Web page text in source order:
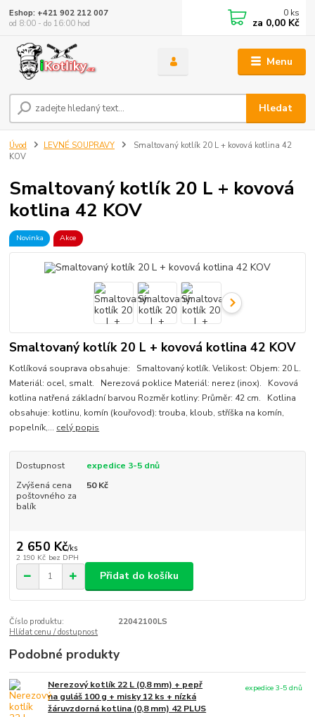
Menu
Hledat
Eshop: +421 902 212 007
od 8:00 - do 16:00 hod
0 ks
za 0,00 Kč
Úvod LEVNÉ SOUPRAVY
Smaltovaný kotlík 20 L + kovová kotlina 42
KOV
Smaltovaný kotlík 20 L + kovová
kotlina 42 KOV
Novinka Akce
Smaltovaný kotlík 20 L + kovová kotlina 42 KOV
Kotlíková souprava obsahuje: Smaltovaný kotlík. Velikost: Objem: 20 L.
Materiál: ocel, smalt. Nerezová poklice Materiál: nerez (inox). Kovová
kotlina natřená základní barvou Rozměr kotliny: Průměr: 42 cm. Kotlina
obsahuje: kotlinu, komín (kouřovod): trouba, kloub, stříška na komín,
popelník,... celý popis
Dostupnost
expedice 3-5 dnů
Zvýšená cena
poštovného za
balík
50 Kč
2 650 Kč/ks
2 190 Kč bez DPH
Přidat do košíku
Číslo produktu:
22042100LS
Hlídat cenu / dostupnost
Podobné produkty
Nerezový kotlík 22 L (0,8 mm) + pepř
na guláš 100 g + misky 12 ks + nízká
žáruvzdorná kotlina (0,8 mm) 42 PLUS
expedice 3-5 dnů